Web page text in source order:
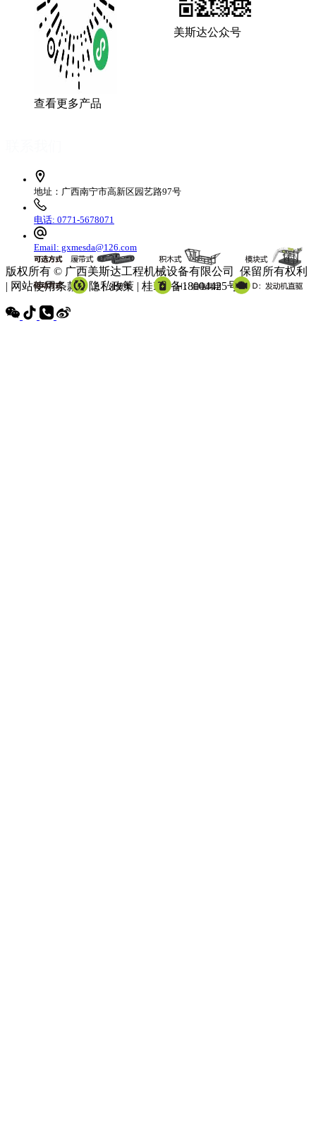
查看更多产品
美斯达公众号
地址：广西南宁市高新区园艺路97号
电话: 0771-5678071
Email: gxmesda@126.com
版权所有 © 广西美斯达工程机械设备有限公司 保留所有权利
| 网站使用条款 | 隐私政策 | 桂ICP备18004425号-3